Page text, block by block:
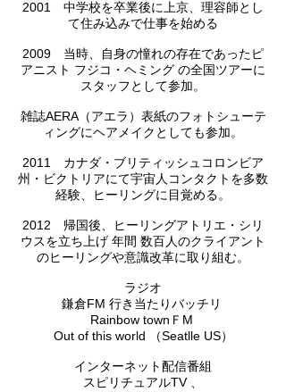
2001 中学校を卒業後に上京、理容師とし
て住み込みで仕事を始める
2009 当時、自身の憧れの存在であったピ
アニスト フジコ・ヘミング の全国ツアーに
スタッフとして参加。
雑誌AERA（アエラ）表紙のフォトシューテ
ィングにヘアメイクとしても参加。
2011 カナダ・ブリティッシュコロンビア
州・ビクトリアにて宇宙人コンタクトを多数
経験、ヒーリングに目覚める。
2012 帰国後、ヒーリングアトリエ・シリ
ウスを立ち上げ 年間 数百人のクライアント
のヒーリングや意識改革に取り組む。
ラジオ
鎌倉FM 行き当たりバッチリ
Rainbow townＦM
Out of this world （Seatlle US）
インターネット配信番組
スピリチュアルTV 、